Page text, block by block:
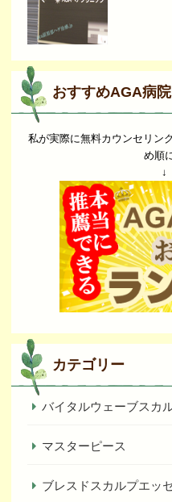
おすすめAGA病院
私が実際に無料カウンセリン
め順
カテゴリー
バイタルウェーブスカ
マスターピース
ブレスドスカルプエッ